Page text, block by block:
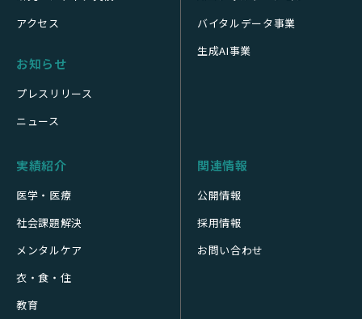
アクセス
お知らせ
プレスリリース
ニュース
バイタルデータ事業
生成AI事業
実績紹介
医学・医療
社会課題解決
メンタルケア
衣・食・住
教育
関連情報
公開情報
採用情報
お問い合わせ